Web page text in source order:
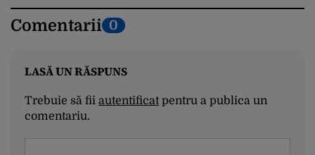
Comentarii 0
LASĂ UN RĂSPUNS
Trebuie să fii autentificatpentru a publica un
comentariu.